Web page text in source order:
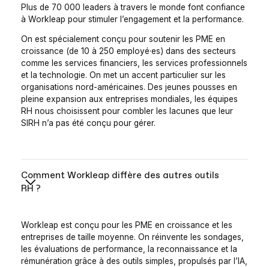
Plus de 70 000 leaders à travers le monde font confiance
à Workleap pour stimuler l’engagement et la performance.
On est spécialement conçu pour soutenir les PME en
croissance (de 10 à 250 employé·es) dans des secteurs
comme les services financiers, les services professionnels
et la technologie. On met un accent particulier sur les
organisations nord-américaines. Des jeunes pousses en
pleine expansion aux entreprises mondiales, les équipes
RH nous choisissent pour combler les lacunes que leur
SIRH n’a pas été conçu pour gérer.
Comment Workleap diffère des autres outils
RH ?
Workleap est conçu pour les PME en croissance et les
entreprises de taille moyenne. On réinvente les sondages,
les évaluations de performance, la reconnaissance et la
rémunération grâce à des outils simples, propulsés par l’IA,